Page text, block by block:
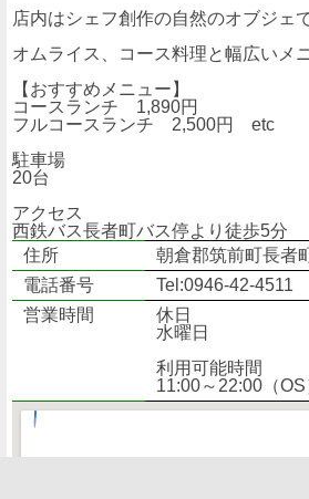
店内はシェフ創作の自然のオブジェ
オムライス、コース料理と幅広いメ
【おすすめメニュー】
コースランチ 1,890円
フルコースランチ 2,500円 etc
駐車場
20台
アクセス
西鉄バス長者町バス停より徒歩5分
住所
朝倉郡筑前町長者
電話番号
Tel:0946-42-4511
営業時間
休日
水曜日
利用可能時間
11:00～22:00（OS